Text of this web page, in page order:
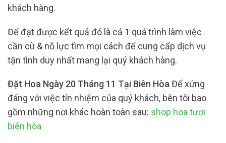
khách hàng.
Để đạt được kết quả đó là cả 1 quá trình làm việc
cần cù & nỗ lực tìm mọi cách để cung cấp dịch vụ
tận tình duy nhất mang lại quý khách hàng.
Đặt Hoa Ngày 20 Tháng 11 Tại Biên HòaĐể xứng
đáng với việc tín nhiệm của quý khách, bên tôi bao
gồm những nơi khác hoàn toàn sau: shop hoa tươi
biên hòa